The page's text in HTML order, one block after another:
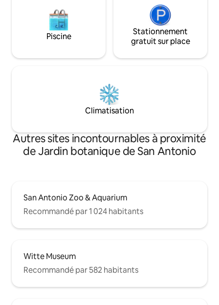
Piscine
Stationnement
gratuit sur place
Climatisation
Autres sites incontournables à proximité
de Jardin botanique de San Antonio
San Antonio Zoo & Aquarium
Recommandé par 1 024 habitants
Witte Museum
Recommandé par 582 habitants